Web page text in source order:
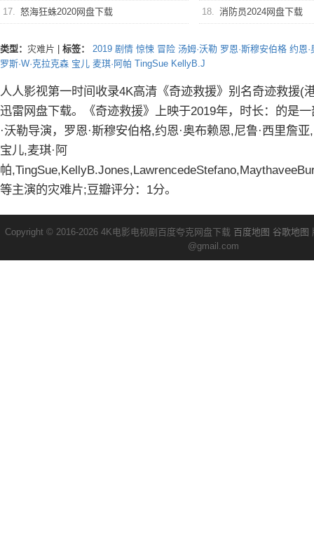
17. 怒海狂蛛2020网盘下载 18. 消防员2024网盘下载
类型： 灾难片 标签： 2019 剧情 惊悚 冒险 汤姆·沃勒 罗恩·斯穆安伯格 约恩·
罗斯·W·克拉克森 宝儿 麦琪·阿帕 TingSue KellyB.J
人人影视第一时间收录4K高清《奇迹救援》别名奇迹救援(
迅雷网盘下载。《奇迹救援》上映于2019年，时长：的是
·沃勒导演，罗恩·斯穆安伯格,约恩·奥布赖恩,尼鲁·西里詹亚
宝儿,麦琪·阿
帕
等主演的灾难片;豆瓣评分：1分。
Copyright © 2016-2026 4K电影电视剧百度夸克网盘下载 百度地图 谷歌地图
@gmail.com